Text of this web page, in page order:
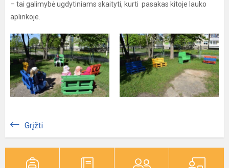
– tai galimybė ugdytiniams skaityti, kurti pasakas kitoje lauko
aplinkoje.
Grįžti